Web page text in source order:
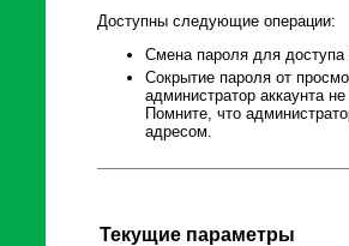
Доступны следующие операции:
Смена пароля для доступа
Сокрытие пароля от
администратор аккаунта
Помните, что
адресом.
Текущие параметры